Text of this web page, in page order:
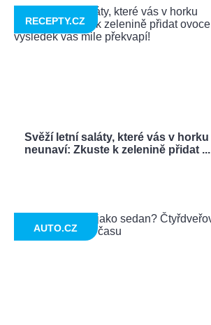
Svěží letní saláty, které vás v horku
neunaví: Zkuste k zelenině přidat ...
RECEPTY.CZ
AUTO.CZ